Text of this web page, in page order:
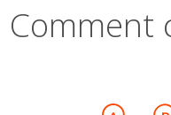
Comment